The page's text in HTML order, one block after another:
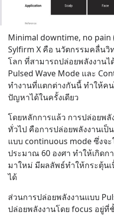
Minimal downtime, no pain
Sylfirm X คือ นวัตกรรมคลื่นวิ
โลก ที่สามารถปล่อยพลังงานไ
Pulsed Wave Mode และ
ทำงานที่แตกต่างกันนี้ ทำให้ค
ปัญหาได้ในครั้งเดียว
โดยหลักการแล้ว การปล่อยพลั
ทั่วไป คือการปล่อยพลังงานเป็
แบบ continuous mode ซึ่งจ
ประมาณ 60 องศา ทำให้เกิดก
มาใหม่ มีผลลัพธ์ทำให้กระตุ้น
ได้
ส่วนการปล่อยพลังงานแบบ
ปล่อยพลังงานโดย focus อยู่ที่